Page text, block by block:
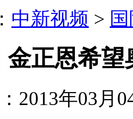
中新视频 >
金正恩希
2013年03月